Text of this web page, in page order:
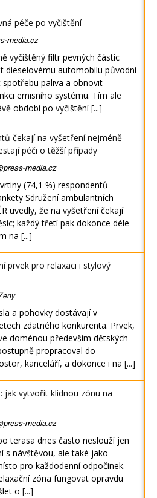
péče po vyčištění
media.cz
vyčištěný filtr pevných částic
dieselovému automobilu původní
spotřebu paliva a obnovit
emisního systému. Tím ale
období po vyčištění[...]
čekají na vyšetření nejméně
péči o těžší případy
media.cz
(74,1 %) respondentů
Sdružení ambulantních
uvedly, že na vyšetření čekají
každý třetí pak dokonce déle
na [...]
prvek pro relaxaci i stylový
a pohovky dostávají v
zdatného konkurenta. Prvek,
doménou především dětských
propracoval do
kanceláří, a dokonce i na [...]
jak vytvořit klidnou zónu na
media.cz
terasa dnes často neslouží jen
s návštěvou, ale také jako
pro každodenní odpočinek.
zóna fungovat opravdu
o [...]